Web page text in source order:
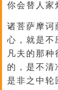
你会替人家
诸菩萨摩诃
心，就是不
凡夫的那
的，是不清
是非之中轮